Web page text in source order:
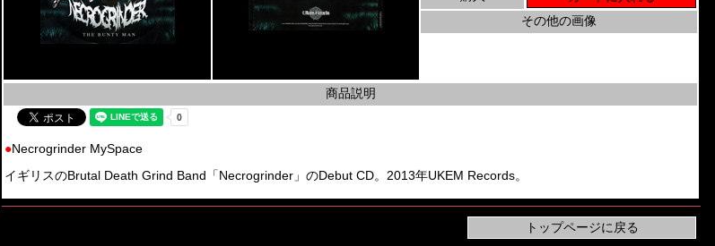
その他の画像
商品説明
●Necrogrinder MySpace
イギリスのBrutal Death Grind Band「Necrogrinder」のDebut CD。2013年UKEM Records。